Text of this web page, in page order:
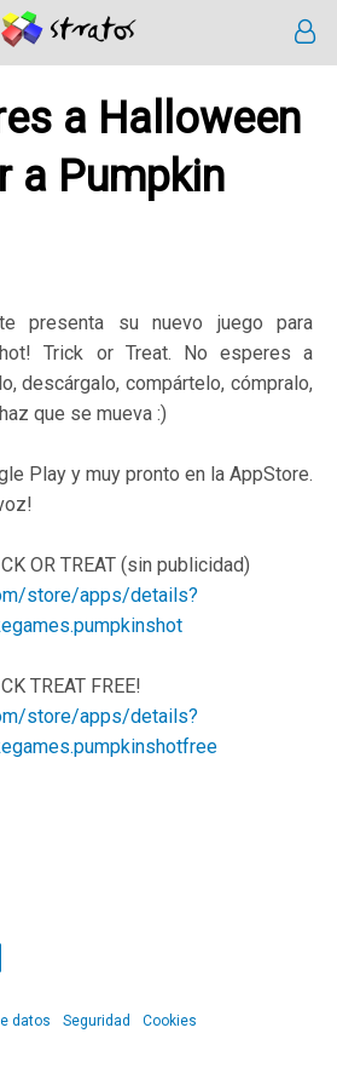
a Halloween
a Pumpkin
te presenta su nuevo juego para
Trick or Treat. No esperes a
descárgalo, compártelo, cómpralo,
que se mueva :)
Play y muy pronto en la AppStore.
OR TREAT (sin publicidad)
store/apps/details?
TREAT FREE!
store/apps/details?
datos Seguridad
Cookies